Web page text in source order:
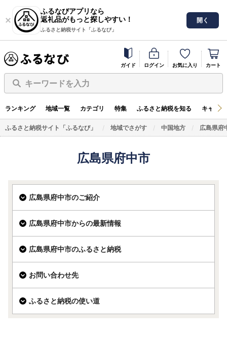
ふるなびアプリなら
返礼品がもっと探しやすい！
ふるさと納税サイト「ふるなび」
開く
ガイド ログイン お気に入り カート
キーワードを入力
ランキング 地域一覧 カテゴリ 特集 ふるさと納税を知る キャン
ふるさと納税サイト「ふるなび」 地域でさがす 中国地方 広島県府
広島県府中市
広島県府中市のご紹介
広島県府中市からの最新情報
広島県府中市のふるさと納税
お問い合わせ先
ふるさと納税の使い道